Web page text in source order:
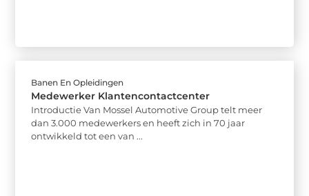
Banen En Opleidingen
Medewerker Klantencontactcenter
Introductie Van Mossel Automotive Group telt meer
dan 3.000 medewerkers en heeft zich in 70 jaar
ontwikkeld tot een van ...